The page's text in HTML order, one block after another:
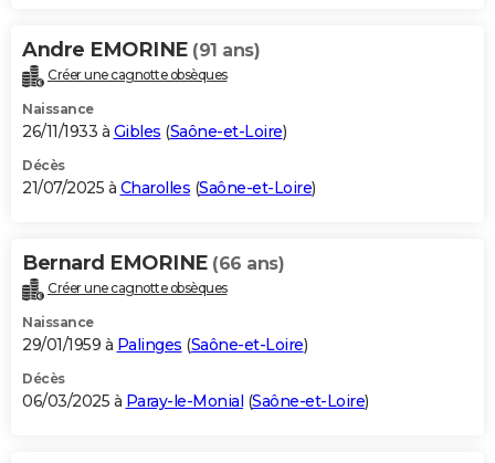
Andre EMORINE (91 ans)
Créer une cagnotte obsèques
Naissance
26/11/1933 à Gibles (Saône-et-Loire)
Décès
21/07/2025 à Charolles (Saône-et-Loire)
Bernard EMORINE (66 ans)
Créer une cagnotte obsèques
Naissance
29/01/1959 à Palinges (Saône-et-Loire)
Décès
06/03/2025 à Paray-le-Monial (Saône-et-Loire)